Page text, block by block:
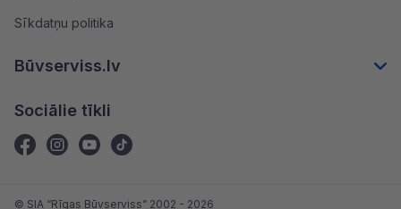
Sīkdatņu politika
Būvserviss.lv
Sociālie tīkli
© SIA “Rīgas Būvserviss” 2002 - 2026